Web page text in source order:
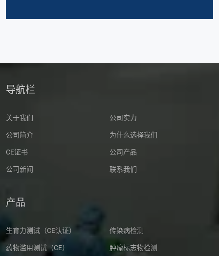
导航栏
关于我们 公司实力
公司简介 为什么选择我们
CE证书 公司产品
公司新闻 联系我们
产品
生育力测试（CE认证） 传染病检测
药物滥用测试（CE） 肿瘤标志物检测